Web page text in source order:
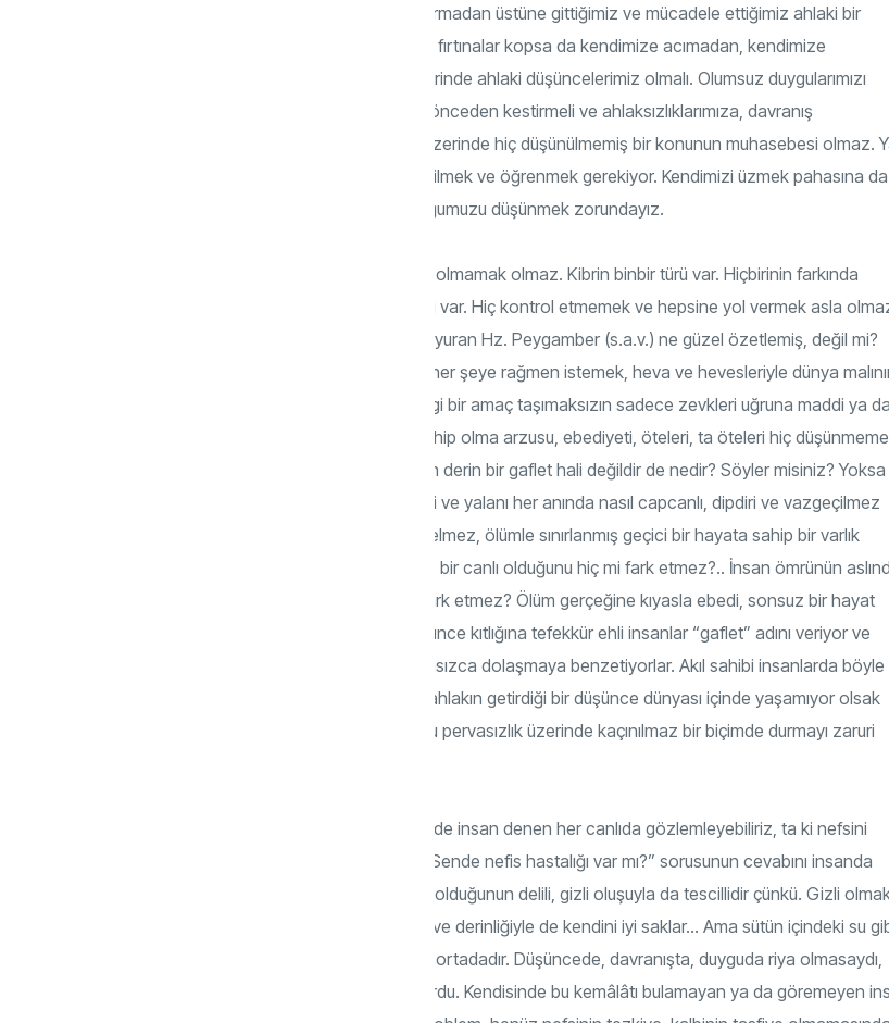
dönüşmemeli. Her daim, kendimizi kandırmadan üstüne gittiğimiz ve mücadele ettiğimiz ahlaki bir
duruşumuz olmalı. Bu konularda içimizde fırtınalar kopsa da kendimize acımadan, kendimize
acındırmadan talip olduğumuz, kıvamı yerinde ahlaki düşüncelerimiz olmalı. Olumsuz duygularımızı
frenleyip, nerede nasıl davranacağımızı önceden kestirmeli ve ahlaksızlıklarımıza, davranış
bozukluklarımıza karşı tedbir almalıyız. Üzerinde hiç düşünülmemiş bir konunun muhasebesi olmaz.
kendimizi bir şekilde muhasebe etmeyi bilmek ve öğrenmek gerekiyor. Kendimizi üzmek pahasına da
olsa ahlak vadisinde nasıl bir yolcu olduğumuzu düşünmek zorundayız.
Riyanın binbir türü var. Hiçbirinin farkında olmamak olmaz. Kibrin binbir türü var. Hiçbirinin farkında
olmamak yine olmaz. Hasedin binbir türü var. Hiç kontrol etmemek ve hepsine yol vermek asla
“Her kötülüğün başı dünya sevgisidir.” buyuran Hz. Peygamber (s.a.v.) ne güzel özetlemiş, değil mi?
Güzel bir kadını ya da yakışıklı bir erkeği her şeye rağmen istemek, heva ve hevesleriyle dünya
her türüne sınırsızca talip olmak, herhangi bir amaç taşımaksızın sadece zevkleri uğruna maddi ya da
manevi bir bedel ödemeden her şeye sahip olma arzusu, ebediyeti, öteleri, ta öteleri hiç
içinde her türlü nefis hastalığını barındıran derin bir gaflet hali değildir de nedir? Söyler misiniz? Yoksa
ruhu da olan bir insan, kibri, riyayı, hasedi ve yalanı her anında nasıl capcanlı, dipdiri ve vazgeçilmez
kılabilir ki… Ruhi özellikleri hiç mi aklına gelmez, ölümle sınırlanmış geçici bir hayata sahip bir varlık
olduğunu hiç mi düşünmez, sonuçta aciz bir canlı olduğunu hiç mi fark etmez?.. İnsan ömrünün
çok kısa bir âna karşılık geldiğini hiç mi fark etmez? Ölüm gerçeğine kıyasla ebedi, sonsuz bir hayat
hakkında hiç mi tefekkür etmez? Bu düşünce kıtlığına tefekkür ehli insanlar “gaflet” adını veriyor ve
gafleti yırtıcı bir aslanın çevresinde pervasızca dolaşmaya benzetiyorlar. Akıl sahibi insanlarda böyle
cesaret türü olmaz, olamaz. İnancın ve ahlakın getirdiği bir düşünce dünyası içinde yaşamıyor olsak
dahi, ölümlü bir canlı olmak tek başına bu pervasızlık üzerinde kaçınılmaz bir biçimde durmayı zaruri
Riyanın her türünü ve tonunu hayatın içinde insan denen her canlıda gözlemleyebiliriz, ta ki nefsini
tezkiye kalbini tasfiye etmemiş olsun… “Sende nefis hastalığı var mı?” sorusunun cevabını insanda
riyanın varlığında arayabilirsiniz. Mutlaka olduğunun delili, gizli oluşuyla da tescillidir çünkü. Gizli
zor fark edilmek anlamında evet, tonları ve derinliğiyle de kendini iyi saklar… Ama sütün içindeki su
aşikârdır. İrfan ehline göre ise kabak gibi ortadadır. Düşüncede, davranışta, duyguda riya olmasaydı,
insan gerçek manada kâmil bir insan olurdu. Kendisinde bu kemâlâtı bulamayan ya da göremeyen